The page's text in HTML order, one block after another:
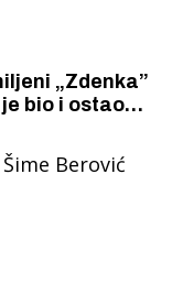
„Zdenka”
bio i ostao